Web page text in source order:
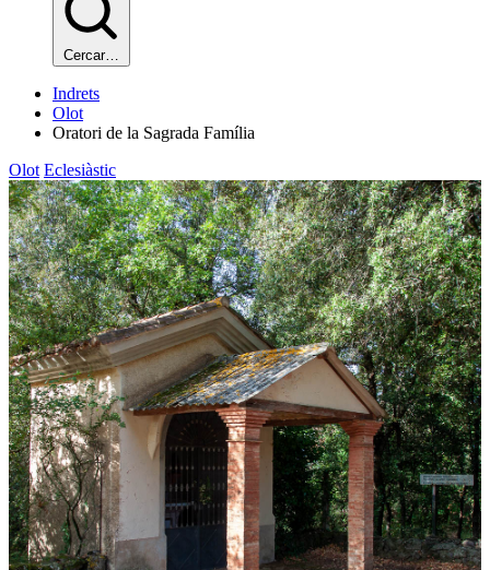
Cercar…
Indrets
Olot
Oratori de la Sagrada Família
Olot Eclesiàstic